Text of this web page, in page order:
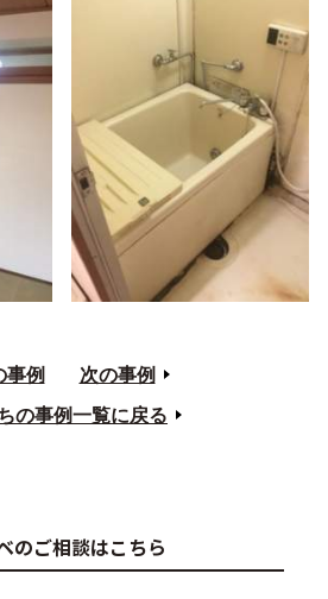
事例
次の事例
の事例一覧に戻る
のご相談はこちら